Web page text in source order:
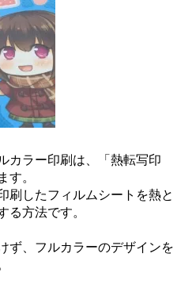
カラー印刷は、「熱転写印
す。
刷したフィルムシートを熱と
る方法です。
ず、フルカラーのデザインを